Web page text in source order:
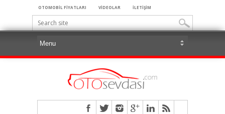
OTOMOBİL FİYATLARI VİDEOLAR İLETİŞİM